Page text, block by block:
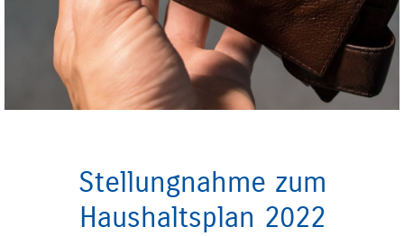
Stellungnahme zum
Haushaltsplan 2022